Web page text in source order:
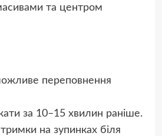
та центром
переповнення
за 10–15 хвилин раніше.
на зупинках біля